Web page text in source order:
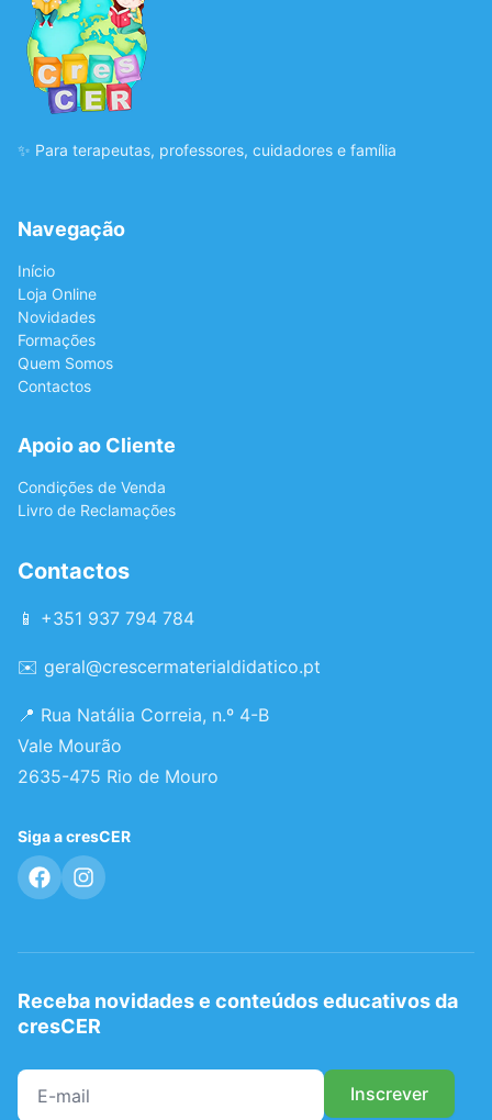
✨ Para terapeutas, professores, cuidadores e família
Navegação
Início
Loja Online
Novidades
Formações
Quem Somos
Contactos
Apoio ao Cliente
Condições de Venda
Livro de Reclamações
Contactos
📱 +351 937 794 784
✉️ geral@crescermaterialdidatico.pt
📍 Rua Natália Correia, n.º 4-B
Vale Mourão
2635-475 Rio de Mouro
Siga a cresCER
Receba novidades e conteúdos educativos da
cresCER